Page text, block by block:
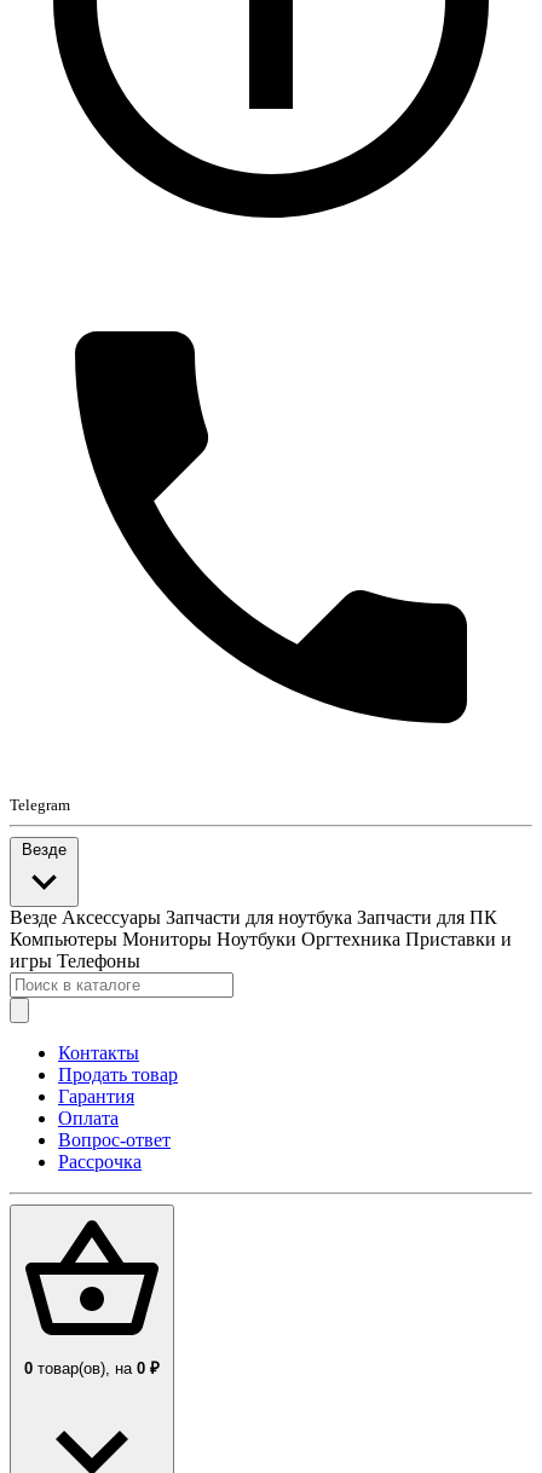
Telegram
Везде
Везде Аксессуары Запчасти для ноутбука Запчасти для ПК
Компьютеры Мониторы Ноутбуки Оргтехника Приставки и
игры Телефоны
Контакты
Продать товар
Гарантия
Оплата
Вопрос-ответ
Рассрочка
0 товар(ов), на 0 ₽